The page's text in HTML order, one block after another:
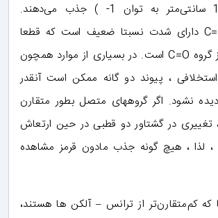
استخلافی (1658 سانتی‌متر به توان 1- ) جذب می‌دهند.
متاسفانه گروه C=C دارای شدت نسبتا ضعیف است که قطعا
بمراتب ضعیفتر از گروه C=O است. در بسیاری از موارد همچون
، پیوند دو گانه ممکن است آنقدر
نشود. اگر گروههای متصل بطور متقارن
تغییری در گشتاور دو قطبی در حین ارتعاش
لذا ، هیچ گونه جذب مادون قرمز مشاهده
کم‌متقارن‌تر از ترانس – آلکن ها هستند،